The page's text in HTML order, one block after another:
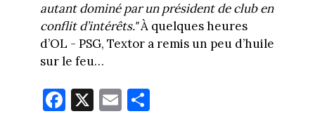
autant dominé par un président de club en
conflit d’intérêts."À quelques heures
d’OL - PSG, Textor a remis un peu d’huile
sur le feu…
Fa
ce
X E
m
Pa